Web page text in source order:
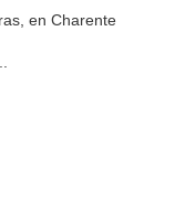
en Charente